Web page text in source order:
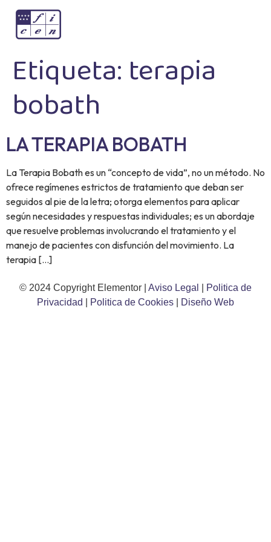
Etiqueta: terapia
bobath
LA TERAPIA BOBATH
La Terapia Bobath es un “concepto de vida”, no un método. No
ofrece regímenes estrictos de tratamiento que deban ser
seguidos al pie de la letra; otorga elementos para aplicar
según necesidades y respuestas individuales; es un abordaje
que resuelve problemas involucrando el tratamiento y el
manejo de pacientes con disfunción del movimiento. La
terapia […]
© 2024 Copyright Elementor | Aviso Legal
Politica de
Privacidad
Politica de Cookies Diseño Web